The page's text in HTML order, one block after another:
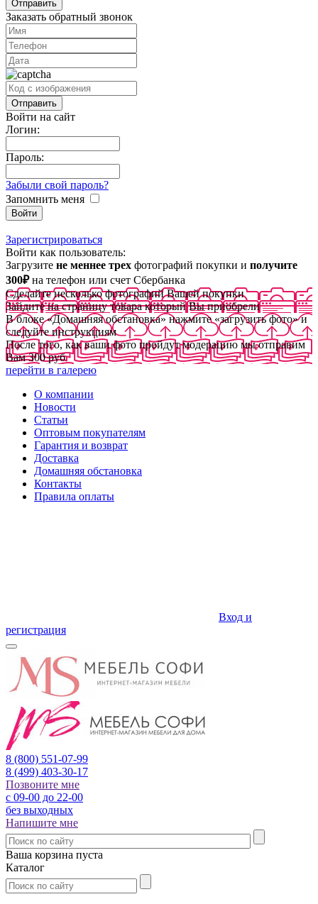
Заказать обратный звонок
Войти на сайт
Логин:
Пароль:
Забыли свой пароль?
Запомнить меня
Зарегистрироваться
Войти как пользователь:
Загрузите не меннее трех фотографий покупки и получите
300₽на телефон или счет Сбербанка
Сделайте несколько фотографий Вашей покупки
Зайдите на страницу товара который Вы приобрели
В блоке «Домашняя обстановка» нажмите «загрузить фото» и
следуйте инструкциям
После того, как ваши фото пройдут модерацию мы отправим
Вам 300 руб
перейти в галерею
О компании
Новости
Статьи
Оптовым покупателям
Гарантия и возврат
Доставка
Домашняя обстановка
Контакты
Правила оплаты
Вход и
регистрация
8 (800) 551-07-99
8 (499) 403-30-17
Позвоните мне
с 09-00 до 22-00
без выходных
Напишите мне
Ваша корзина пуста
Каталог